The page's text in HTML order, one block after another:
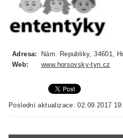
Adresa:
Nám. Republiky, 34601,
Web:
www.horsovsky-tyn.cz
Poslední aktualizace: 02.09.2017